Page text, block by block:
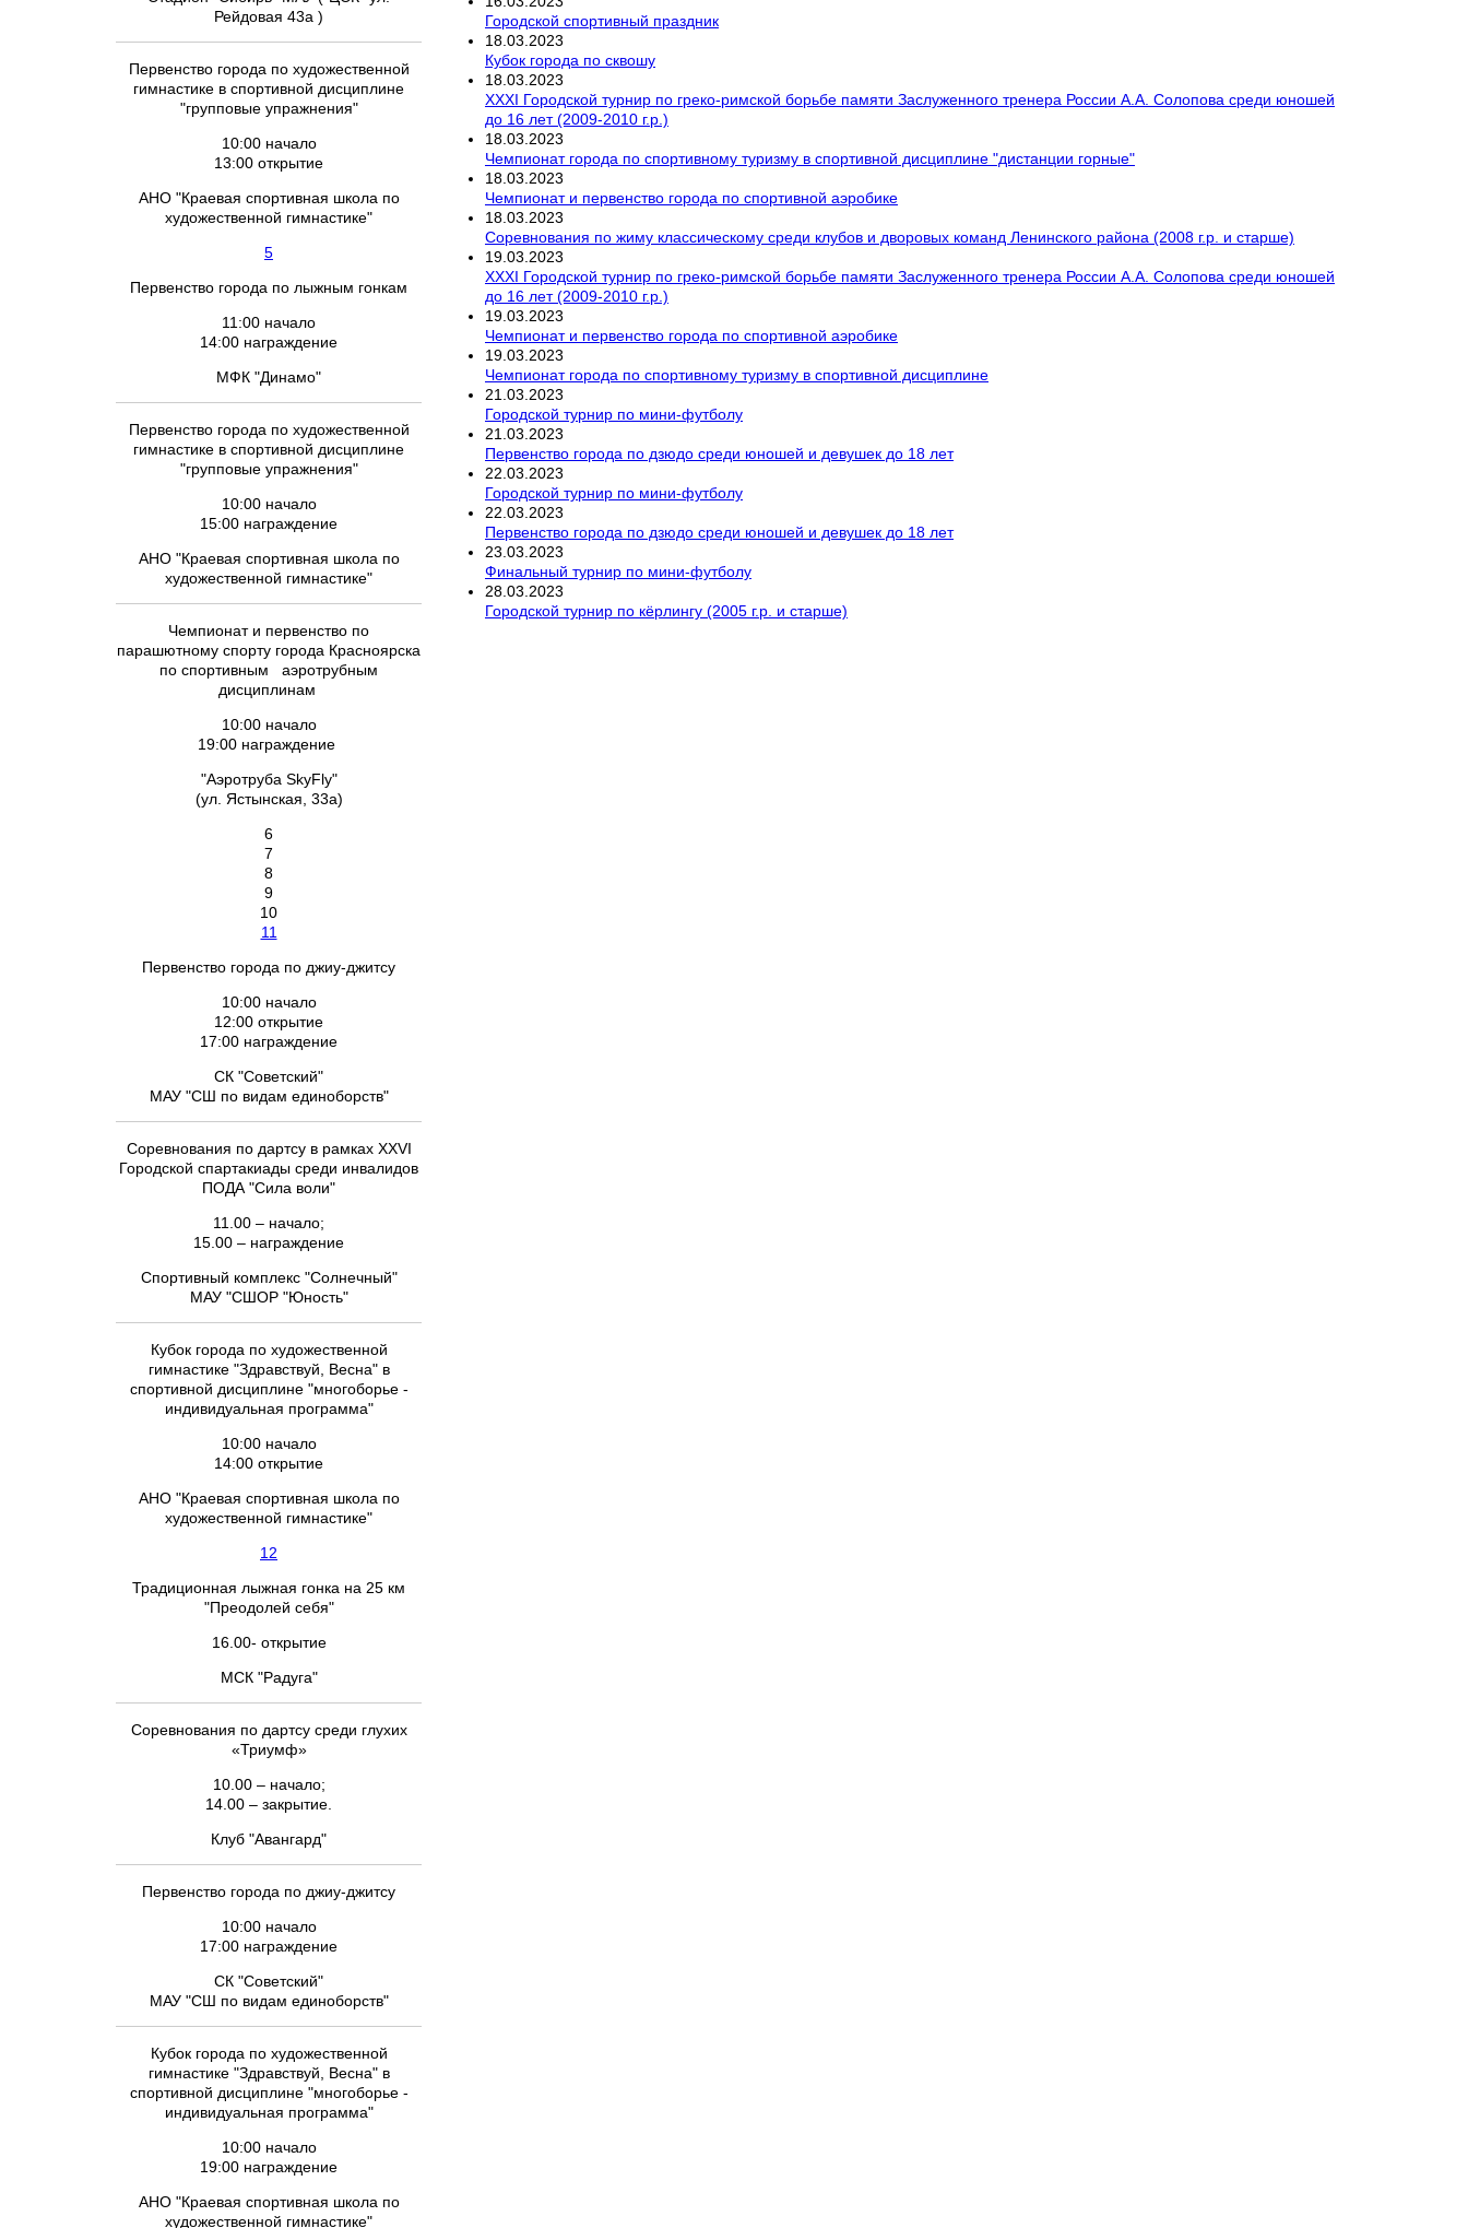
Рейдовая 43а )
Первенство города по художественной
гимнастике в спортивной дисциплине
"групповые упражнения"
10:00 начало
13:00 открытие
АНО "Краевая спортивная школа по
художественной гимнастике"
5
Первенство города по лыжным гонкам
11:00 начало
14:00 награждение
МФК "Динамо"
Первенство города по художественной
гимнастике в спортивной дисциплине
"групповые упражнения"
10:00 начало
15:00 награждение
АНО "Краевая спортивная школа по
художественной гимнастике"
Чемпионат и первенство по
парашютному спорту города Красноярска
по спортивным аэротрубным
дисциплинам
10:00 начало
19:00 награждение
"Аэротруба SkyFly"
(ул. Ястынская, 33а)
6
7
8
9
10
11
Первенство города по джиу-джитсу
10:00 начало
12:00 открытие
17:00 награждение
СК "Советский"
МАУ "СШ по видам единоборств"
Соревнования по дартсу в рамках XXVI
Городской спартакиады среди инвалидов
ПОДА "Сила воли"
11.00 – начало;
15.00 – награждение
Спортивный комплекс "Солнечный"
МАУ "СШОР "Юность"
Кубок города по художественной
гимнастике "Здравствуй, Весна" в
спортивной дисциплине "многоборье -
индивидуальная программа"
10:00 начало
14:00 открытие
АНО "Краевая спортивная школа по
художественной гимнастике"
12
Традиционная лыжная гонка на 25 км
"Преодолей себя"
16.00- открытие
МСК "Радуга"
Соревнования по дартсу среди глухих
«Триумф»
10.00 – начало;
14.00 – закрытие.
Клуб "Авангард"
Первенство города по джиу-джитсу
10:00 начало
17:00 награждение
СК "Советский"
МАУ "СШ по видам единоборств"
Кубок города по художественной
гимнастике "Здравствуй, Весна" в
спортивной дисциплине "многоборье -
индивидуальная программа"
10:00 начало
19:00 награждение
АНО "Краевая спортивная школа по
художественной гимнастике"
Городской спортивный праздник
18 03 2023
Кубок города по сквошу
18 03 2023
XXXI Городской турнир по греко-римской борьбе памяти Заслуженного тренера России А.А. Солопова среди юношей
до 16 лет (2009-2010 г.р.)
18 03 2023
Чемпионат города по спортивному туризму в спортивной дисциплине "дистанции горные"
18 03 2023
Чемпионат и первенство города по спортивной аэробике
18 03 2023
Соревнования по жиму классическому среди клубов и дворовых команд Ленинского района (2008 г.р. и старше)
19 03 2023
XXXI Городской турнир по греко-римской борьбе памяти Заслуженного тренера России А.А. Солопова среди юношей
до 16 лет (2009-2010 г.р.)
19 03 2023
Чемпионат и первенство города по спортивной аэробике
19 03 2023
Чемпионат города по спортивному туризму в спортивной дисциплине
21 03 2023
Городской турнир по мини-футболу
21 03 2023
Первенство города по дзюдо среди юношей и девушек до 18 лет
22 03 2023
Городской турнир по мини-футболу
22 03 2023
Первенство города по дзюдо среди юношей и девушек до 18 лет
23 03 2023
Финальный турнир по мини-футболу
28 03 2023
Городской турнир по кёрлингу (2005 г.р. и старше)